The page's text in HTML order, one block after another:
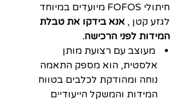
חיתולי FOFOS מיועדים במיוחד
לגזע קטן , אנא בידקו את טבלת
המידות לפני הרכישה.
מעוצב עם רצועת מותן
אלסטית, הוא מספק התאמה
נוחה ומהודקת לכלבים בטווח
המידות והמשקל הייעודיים